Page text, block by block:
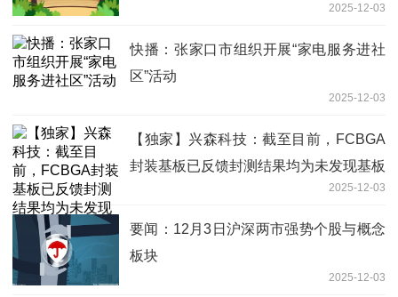
2025-12-03
快播：张家口市组织开展“家电服务进社
区”活动
2025-12-03
【独家】兴森科技：截至目前，FCBGA
封装基板已反馈封测结果均为未发现基板
2025-12-03
要闻：12月3日沪深两市强势个股与概念
板块
2025-12-03